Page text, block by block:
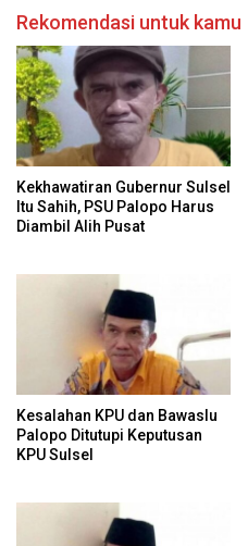
Rekomendasi untuk kamu
Kekhawatiran Gubernur Sulsel
Itu Sahih, PSU Palopo Harus
Diambil Alih Pusat
Kesalahan KPU dan Bawaslu
Palopo Ditutupi Keputusan
KPU Sulsel